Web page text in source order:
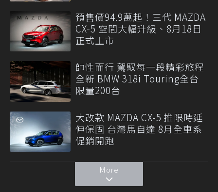
預售價94.9萬起！三代 MAZDA
CX-5 空間大幅升級、8月18日
正式上市
帥性而行 駕馭每一段精彩旅程
全新 BMW 318i Touring全台
限量200台
大改款 MAZDA CX-5 推限時延
伸保固 台灣馬自達 8月全車系
促銷開跑
More